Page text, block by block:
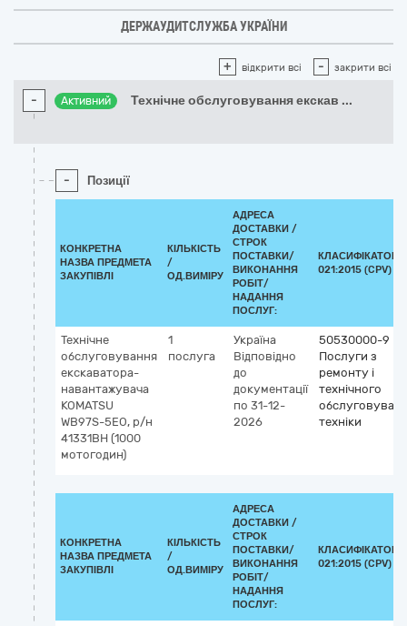
ДЕРЖАУДИТСЛУЖБА УКРАЇНИ
+ відкрити всі - закрити всі
- Активний Технічне обслуговування екскав ...
- Позиції
КОНКРЕТНА
НАЗВА ПРЕДМЕТА
ЗАКУПІВЛІ
КІЛЬКІСТЬ
/
ОД.ВИМІРУ
АДРЕСА
ДОСТАВКИ /
СТРОК
ПОСТАВКИ/
ВИКОНАННЯ
РОБІТ/
НАДАННЯ
ПОСЛУГ:
КЛАСИФІКАТОР
021:2015 (CPV)
Технічне
обслуговування
екскаватора-
навантажувача
KOMATSU
WB97S-5EO, р/н
41331ВН (1000
мотогодин)
1
послуга
Україна
Відповідно
до
документації
по 31-12-
2026
50530000-9
Послуги з
ремонту і
технічного
техніки
КОНКРЕТНА
НАЗВА ПРЕДМЕТА
ЗАКУПІВЛІ
КІЛЬКІСТЬ
/
ОД.ВИМІРУ
АДРЕСА
ДОСТАВКИ /
СТРОК
ПОСТАВКИ/
ВИКОНАННЯ
РОБІТ/
НАДАННЯ
ПОСЛУГ:
КЛАСИФІКАТОР
021:2015 (CPV)